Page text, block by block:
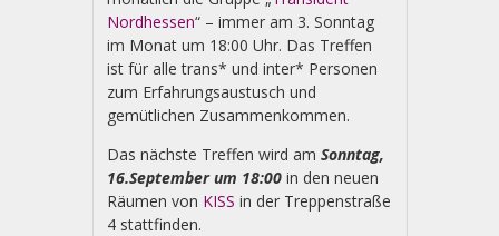
Nordhessen“ – immer am 3. Sonntag
im Monat um 18:00 Uhr. Das Treffen
ist für alle trans* und inter* Personen
zum Erfahrungsaustusch und
gemütlichen Zusammenkommen.
Das nächste Treffen wird amSonntag,
16.September um 18:00 in den neuen
Räumen von KISS in der Treppenstraße
4 stattfinden.